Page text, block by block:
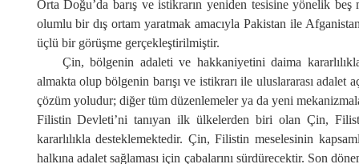
Orta Doğu’da barış ve istikrarın yeniden tesisine yönelik
olumlu bir dış ortam yaratmak amacıyla Pakistan ile
üçlü bir görüşme gerçekleştirilmiştir.
Çin, bölgenin adaleti ve hakkaniyetini daima
almakta olup bölgenin barışı ve istikrarı ile uluslararası adalet
çözüm yoludur; diğer tüm düzenlemeler ya da yeni
Filistin Devleti’ni tanıyan ilk ülkelerden biri olan Çin,
kararlılıkla desteklemektedir. Çin, Filistin meselesinin
halkına adalet sağlaması için çabalarını sürdürecektir. Son